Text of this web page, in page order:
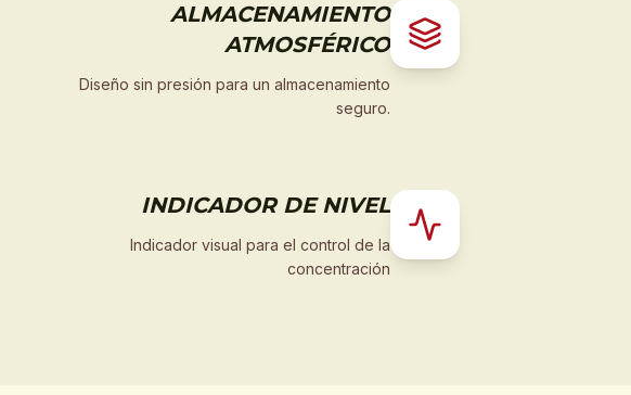
ALMACENAMIENTO
ATMOSFÉRICO
Diseño sin presión para un almacenamiento
seguro.
INDICADOR DE NIVEL
Indicador visual para el control de la
concentración